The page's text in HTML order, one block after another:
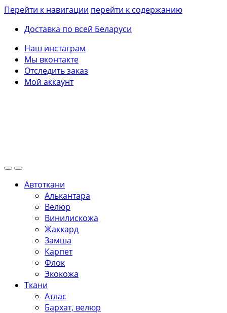
Перейти к навигации перейти к содержанию
Доставка по всей Беларуси
Наш инстаграм
Мы вконтакте
Отследить заказ
Мой аккаунт
Автоткани
Алькантара
Велюр
Винилискожа
Жаккард
Замша
Карпет
Флок
Экокожа
Ткани
Атлас
Бархат, велюр